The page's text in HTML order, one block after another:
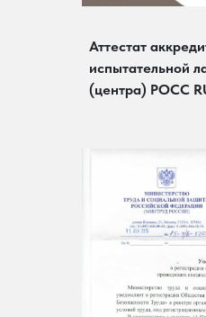
Аттестат
испытательной
(центра) РОСС